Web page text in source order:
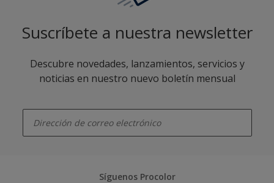
Suscríbete a nuestra newsletter
Descubre novedades, lanzamientos, servicios y
noticias en nuestro nuevo boletín mensual
Síguenos Procolor